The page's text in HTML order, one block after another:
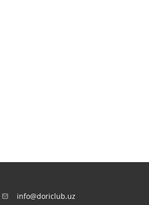
info@doriclub.uz